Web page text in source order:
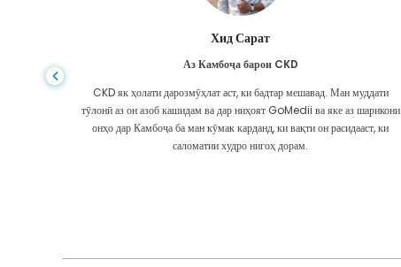
Хид Сарат
Аз Камбоҷа барои CKD
CKD як ҳолати дарозмӯҳлат аст, ки бадтар мешавад. Ман муддати
тӯлонӣ аз он азоб кашидам ва дар ниҳоят GoMedii ва яке аз шарикони
онҳо дар Камбоҷа ба ман кӯмак карданд, ки вақти он расидааст, ки
саломатии худро нигоҳ дорам.